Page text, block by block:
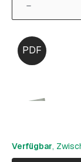
Verfügbar,